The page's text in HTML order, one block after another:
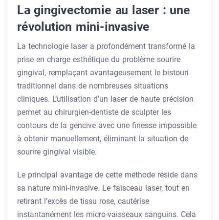
La gingivectomie au laser : une
révolution mini-invasive
La technologie laser a profondément transformé la
prise en charge esthétique du problème sourire
gingival, remplaçant avantageusement le bistouri
traditionnel dans de nombreuses situations
cliniques. L’utilisation d’un laser de haute précision
permet au chirurgien-dentiste de sculpter les
contours de la gencive avec une finesse impossible
à obtenir manuellement, éliminant la situation de
sourire gingival visible.
Le principal avantage de cette méthode réside dans
sa nature mini-invasive. Le faisceau laser, tout en
retirant l’excès de tissu rose, cautérise
instantanément les micro-vaisseaux sanguins. Cela